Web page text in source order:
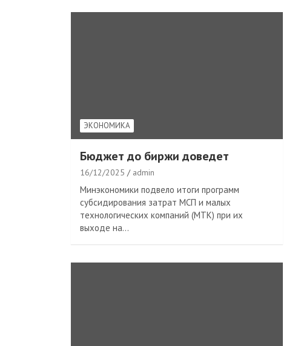
ЭКОНОМИКА
Бюджет до биржи доведет
16/12/2025 admin
Минэкономики подвело итоги программ
субсидирования затрат МСП и малых
технологических компаний (МТК) при их
выходе на…